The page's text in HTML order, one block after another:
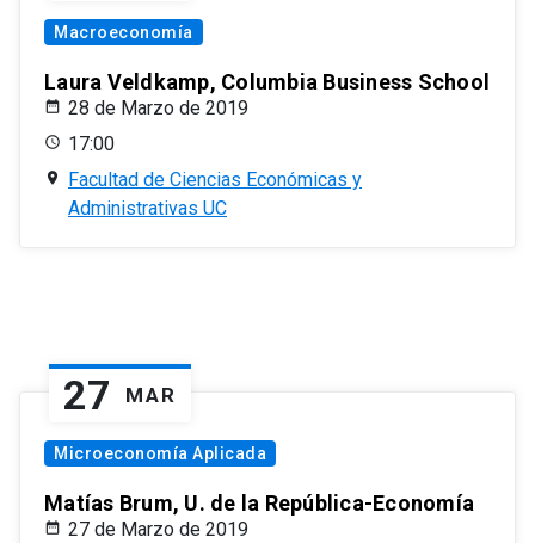
Macroeconomía
Laura Veldkamp, Columbia Business School
28 de Marzo de 2019
17:00
Facultad de Ciencias Económicas y
Administrativas UC
27 MAR
Microeconomía Aplicada
Matías Brum, U. de la República-Economía
27 de Marzo de 2019